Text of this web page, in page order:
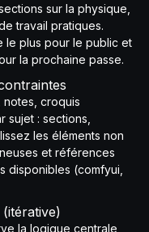
sur la physique,
travail pratiques.
le plus pour le public et
la prochaine passe.
notes, croquis
: sections,
les éléments non
et références
disponibles (comfyui,
la logique centrale